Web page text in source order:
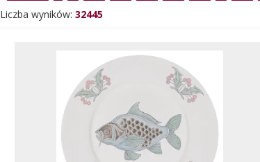
Liczba wyników: 32445